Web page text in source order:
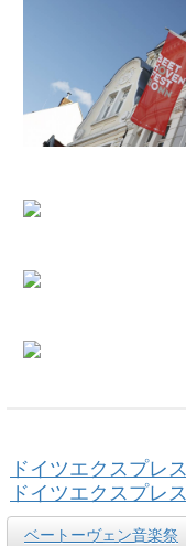
ドイツエクスプレス
ドイツエクスプレス
ベートーヴェン音楽祭